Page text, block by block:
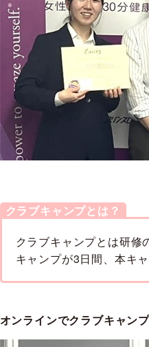
クラブキャンプとは？
クラブキャンプとは研修
キャンプが3日間、本キ
オンラインでクラブキャン